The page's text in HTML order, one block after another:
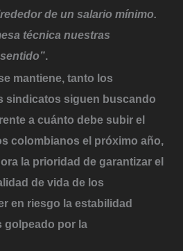
de un salario mínimo.
técnica nuestras
.
mantiene, tanto los
sindicatos siguen buscando
a cuánto debe subir el
colombianos el próximo año,
la prioridad de garantizar el
de vida de los
en riesgo la estabilidad
golpeado por la